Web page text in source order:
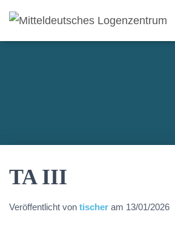
TA III
Veröffentlicht von tischer am 13/01/2026